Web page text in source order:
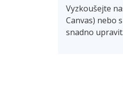
Vyzkoušejte
Canvas) nebo
snadno upravit.